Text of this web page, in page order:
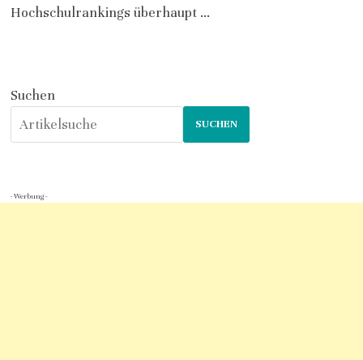
Hochschulrankings überhaupt …
Suchen
SUCHEN
- Werbung -